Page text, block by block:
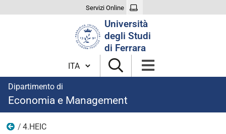
Servizi Online
Università
degli Studi
di Ferrara
Cambia lingua
Dipartimento di
Economia e Management
News
4.HEIC